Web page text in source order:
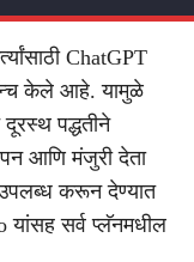
ChatGPT
केले आहे. यामुळे
पद्धतीने
आणि मंजुरी देता
उपलब्ध करून देण्यात
सर्व प्लॅनमधील